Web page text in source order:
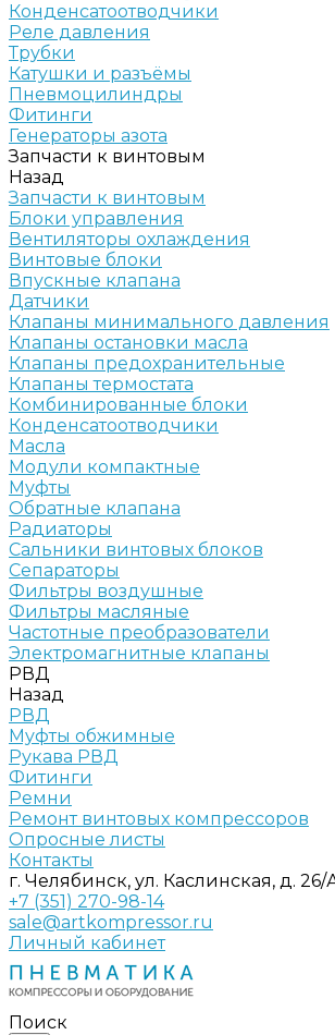
Конденсатоотводчики
Реле давления
Трубки
Катушки и разъёмы
Пневмоцилиндры
Фитинги
Генераторы азота
Запчасти к винтовым
Назад
Запчасти к винтовым
Блоки управления
Вентиляторы охлаждения
Винтовые блоки
Впускные клапана
Датчики
Клапаны минимального давления
Клапаны остановки масла
Клапаны предохранительные
Клапаны термостата
Комбинированные блоки
Конденсатоотводчики
Масла
Модули компактные
Муфты
Обратные клапана
Радиаторы
Сальники винтовых блоков
Сепараторы
Фильтры воздушные
Фильтры масляные
Частотные преобразователи
Электромагнитные клапаны
РВД
Назад
РВД
Муфты обжимные
Рукава РВД
Фитинги
Ремни
Ремонт винтовых компрессоров
Опросные листы
Контакты
г. Челябинск, ул. Каслинская, д. 26/
+7 (351) 270-98-14
sale@artkompressor.ru
Личный кабинет
Поиск